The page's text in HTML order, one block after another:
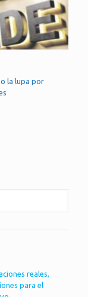
la lupa por
reales,
para el